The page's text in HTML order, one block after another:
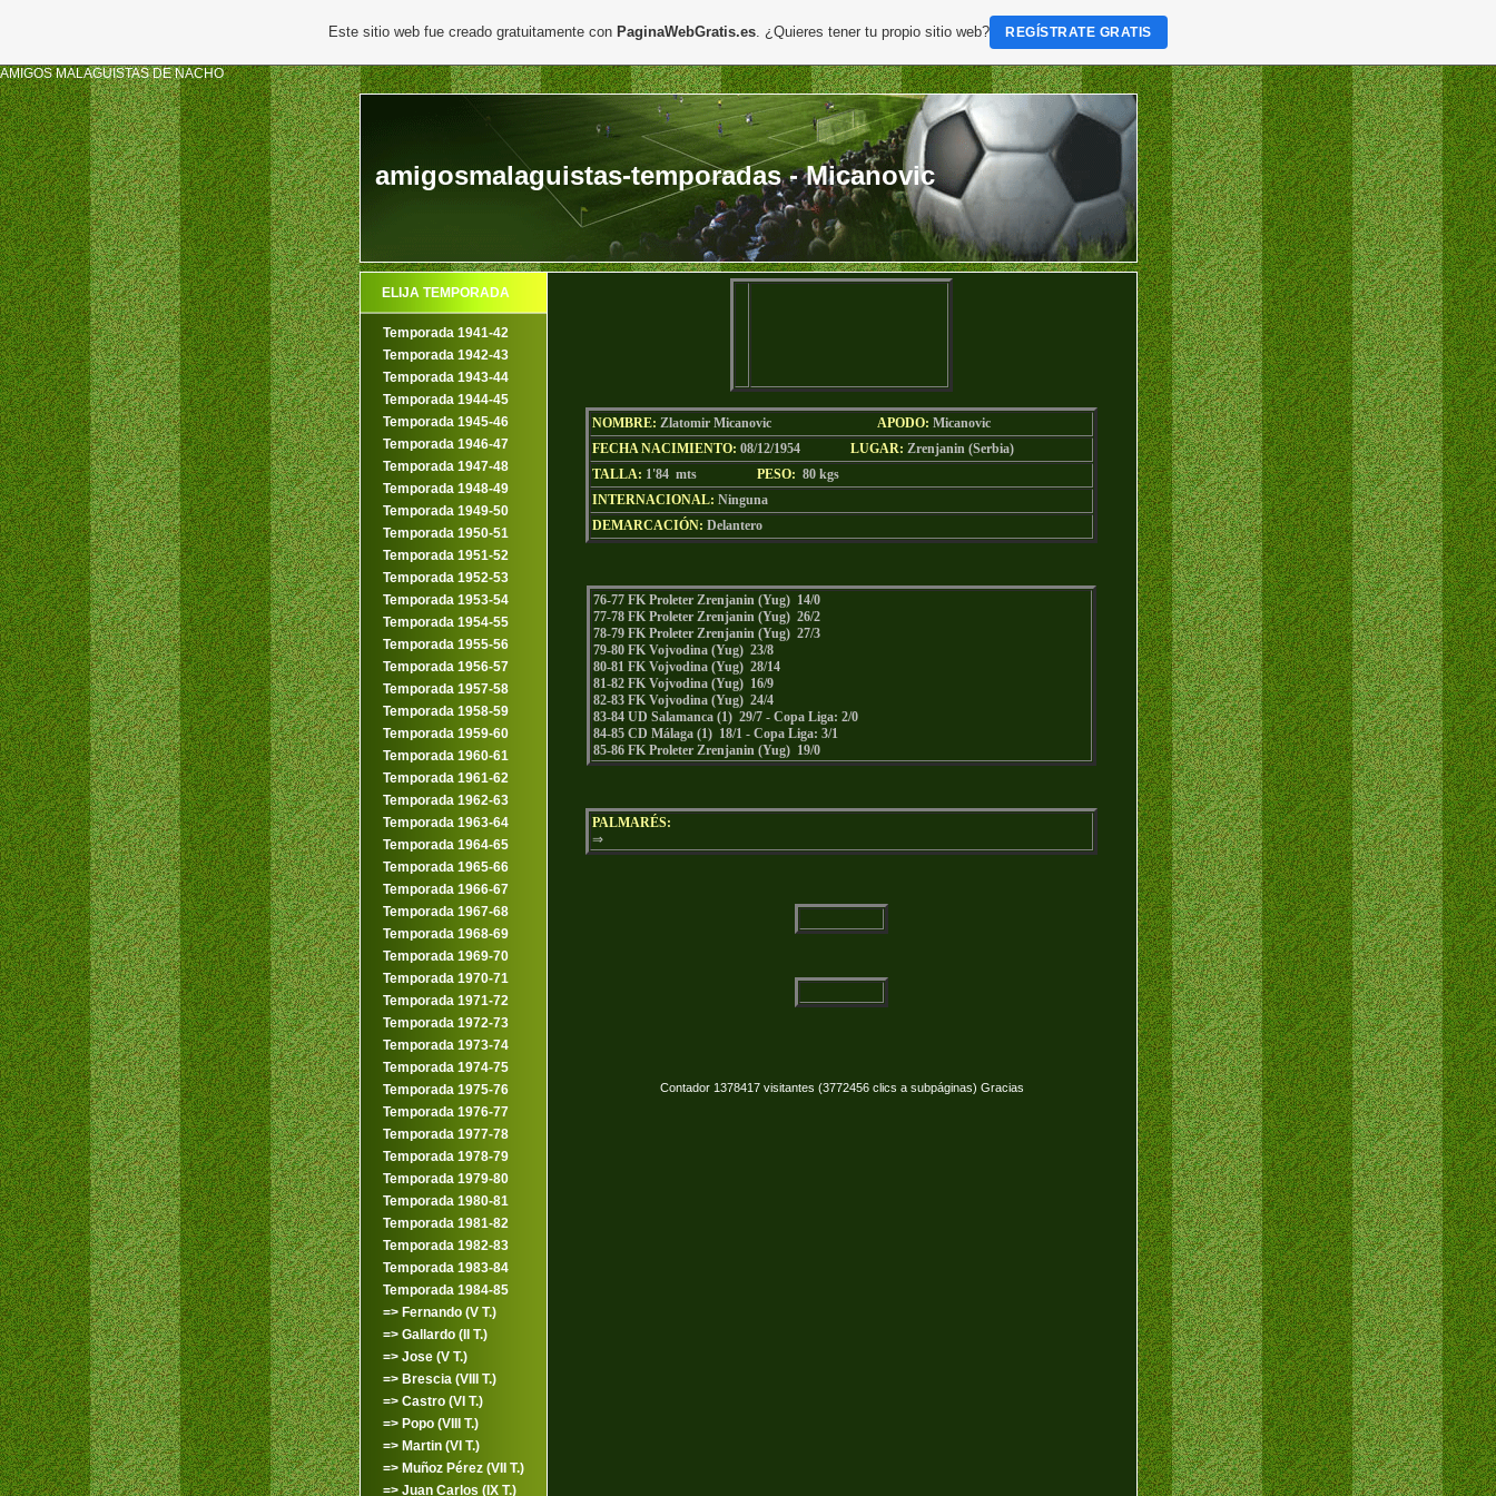
AMIGOS MALAGUISTAS DE NACHO
amigosmalaguistas-temporadas - Micanovic
ELIJA TEMPORADA
Temporada 1941-42
Temporada 1942-43
Temporada 1943-44
Temporada 1944-45
Temporada 1945-46
Temporada 1946-47
Temporada 1947-48
Temporada 1948-49
Temporada 1949-50
Temporada 1950-51
Temporada 1951-52
Temporada 1952-53
Temporada 1953-54
Temporada 1954-55
Temporada 1955-56
Temporada 1956-57
Temporada 1957-58
Temporada 1958-59
Temporada 1959-60
Temporada 1960-61
Temporada 1961-62
Temporada 1962-63
Temporada 1963-64
Temporada 1964-65
Temporada 1965-66
Temporada 1966-67
Temporada 1967-68
Temporada 1968-69
Temporada 1969-70
Temporada 1970-71
Temporada 1971-72
Temporada 1972-73
Temporada 1973-74
Temporada 1974-75
Temporada 1975-76
Temporada 1976-77
Temporada 1977-78
Temporada 1978-79
Temporada 1979-80
Temporada 1980-81
Temporada 1981-82
Temporada 1982-83
Temporada 1983-84
Temporada 1984-85
=> Fernando (V T.)
=> Gallardo (II T.)
=> Jose (V T.)
=> Brescia (VIII T.)
=> Castro (VI T.)
=> Popo (VIII T.)
=> Martin (VI T.)
=> Muñoz Pérez (VII T.)
=> Juan Carlos (IX T.)
NOMBRE: Zlatomir Micanovic APODO: Micanovic
FECHA NACIMIENTO: 08/12/1954 LUGAR: Zrenjanin (Serbia)
TALLA: 1'84 mts PESO: 80 kgs
INTERNACIONAL: Ninguna
DEMARCACIÓN: Delantero
76-77 FK Proleter Zrenjanin (Yug) 14/0
77-78 FK Proleter Zrenjanin (Yug) 26/2
78-79 FK Proleter Zrenjanin (Yug) 27/3
79-80 FK Vojvodina (Yug) 23/8
80-81 FK Vojvodina (Yug) 28/14
81-82 FK Vojvodina (Yug) 16/9
82-83 FK Vojvodina (Yug) 24/4
83-84 UD Salamanca (1) 29/7 - Copa Liga: 2/0
84-85 CD Málaga (1) 18/1 - Copa Liga: 3/1
85-86 FK Proleter Zrenjanin (Yug) 19/0
PALMARÉS:
⇒
Contador 1378417 visitantes (3772456 clics a subpáginas) Gracias
Este sitio web fue creado gratuitamente con PaginaWebGratis.es. ¿Quieres tener tu propio sitio web? REGÍSTRATE GRATIS